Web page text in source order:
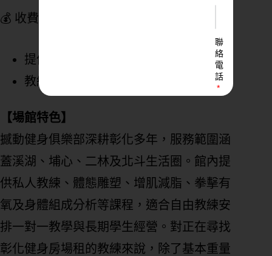
💰 收費方式：
提供單次、單月運動、年約月扣方案
教練場地租借費用建議私訊粉專確認
【場館特色】
撼動健身俱樂部深耕彰化多年，服務範圍涵
蓋溪湖、埔心、二林及北斗生活圈。館內提
供私人教練、體態雕塑、增肌減脂、拳擊有
氧及身體組成分析等課程，適合自由教練安
排一對一教學與長期學生經營。對正在尋找
彰化健身房場租的教練來說，除了基本重量
聯
絡
電
話
LINE
ID
的
態